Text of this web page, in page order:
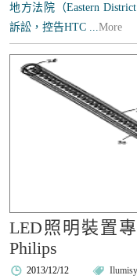
地方法院（Eastern
訴訟，控告HTC ...More
LED照明裝置
Philips
2013/12/12